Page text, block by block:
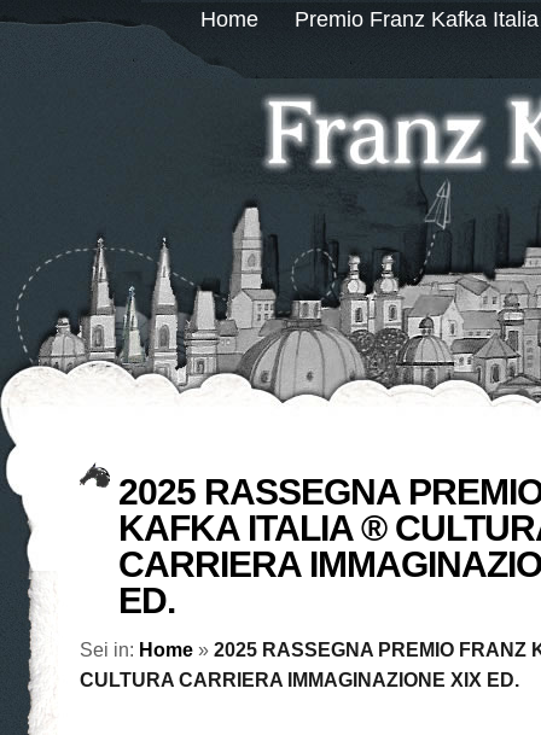
Home Premio Franz Kafka
2025 RASSEGNA
KAFKA ITALIA ®
CARRIERA
ED.
Sei in: Home » 2025 RASSEGNA PREMIO FRANZ
CULTURA CARRIERA IMMAGINAZIONE XIX ED.